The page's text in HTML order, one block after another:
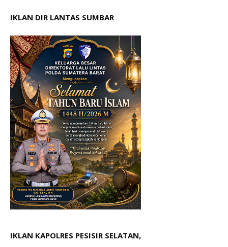
IKLAN DIR LANTAS SUMBAR
IKLAN KAPOLRES PESISIR SELATAN,